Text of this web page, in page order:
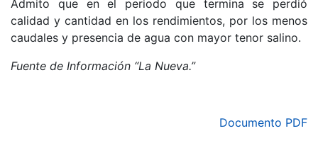
Admito que en el periodo que termina se perdió
calidad y cantidad en los rendimientos, por los menos
caudales y presencia de agua con mayor tenor salino.
Fuente de Información “La Nueva.”
Documento PDF